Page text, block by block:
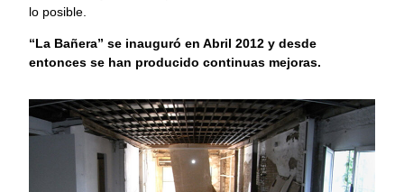
lo posible.
“La Bañera” se inauguró en Abril 2012 y desde
entonces se han producido continuas mejoras.